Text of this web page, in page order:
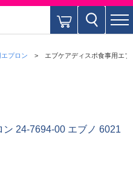
プロン エブケアディスポ食事用エ
24-7694-00 エブノ 6021